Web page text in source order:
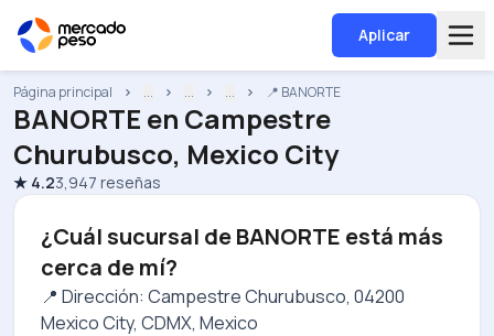
Aplicar
Página principal ... ... ... 📍 BANORTE
BANORTE en Campestre
Churubusco, Mexico City
★ 4.23,947 reseñas
¿Cuál sucursal de BANORTE está más
cerca de mí?
📍 Dirección: Campestre Churubusco, 04200
Mexico City, CDMX, Mexico